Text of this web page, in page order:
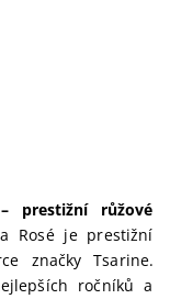
prestižní růžové
Rosé je prestižní
značky Tsarine.
ročníků a